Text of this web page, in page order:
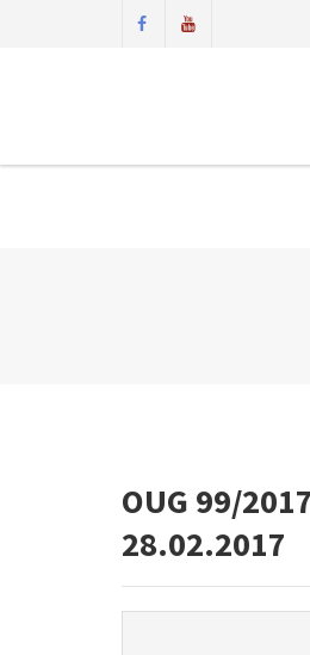
OUG 99/
28.02.2017